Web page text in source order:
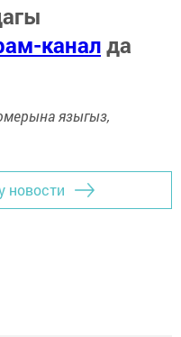
каналда
языгыз,
новости